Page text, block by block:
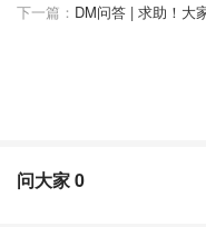
下一篇： DM问答 | 求助！大
问大家0